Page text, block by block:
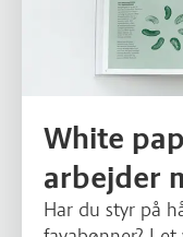
White
arbejder
Har du styr på